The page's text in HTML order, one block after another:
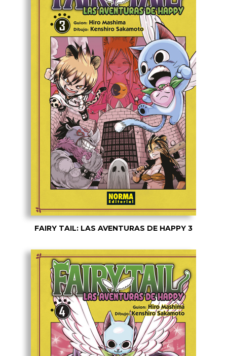
FAIRY TAIL: LAS AVENTURAS DE HAPPY 3